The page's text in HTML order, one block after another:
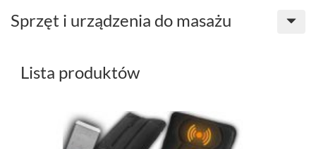
Sprzęt i urządzenia do masażu
Lista produktów